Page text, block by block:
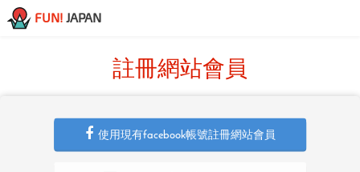
FUN! JAPAN
註冊網站會員
使用現有facebook帳號註冊網站會員